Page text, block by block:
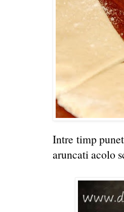
Intre timp
aruncati acolo